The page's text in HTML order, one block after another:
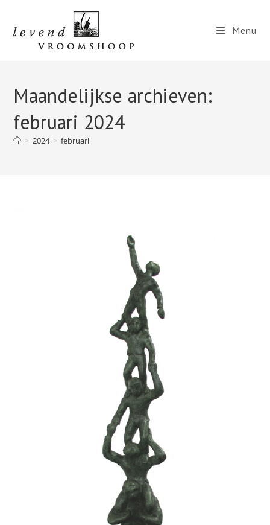
inhoud
Menu
Maandelijkse archieven:
februari 2024
> 2024 > februari